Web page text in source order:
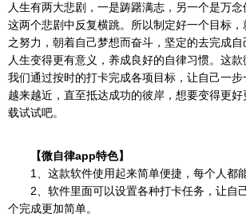
人生有两大悲剧，一是踌躇满志，另一个是万
这两个悲剧中反复横跳。所以制定好一个目标
之努力，朝着自己梦想而奋斗，坚定的去完成
人生变得更有意义，养成良好的自律习惯。这
我们通过按时的打卡完成各项目标，让自己一
越来越近，直至抵达成功的彼岸，想要变得更
载试试吧。
【微自律app特色】
1、这款软件使用起来简单便捷，每个人都能
2、软件里面可以设置各种打卡任务，让自
个完成更加简单。